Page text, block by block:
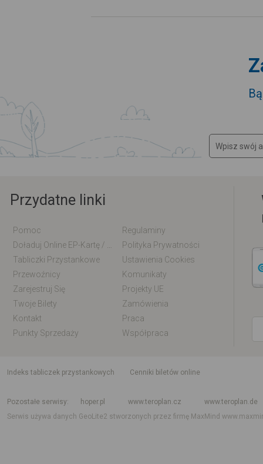
Przydatne linki
Pomoc
Regulaminy
Polityka Prywatności
Tabliczki Przystankowe
Ustawienia Cookies
Przewoźnicy
Komunikaty
Zarejestruj Się
Projekty UE
Twoje Bilety
Zamówienia
Kontakt
Praca
Punkty Sprzedaży
Współpraca
indeks tabliczek przystankowych
Cenniki biletów online
Pozostałe serwisy
hoper.pl www.teroplan.cz
www.teroplan.de
Serwis używa danych GeoLite2 stworzonych przez firmę MaxMind